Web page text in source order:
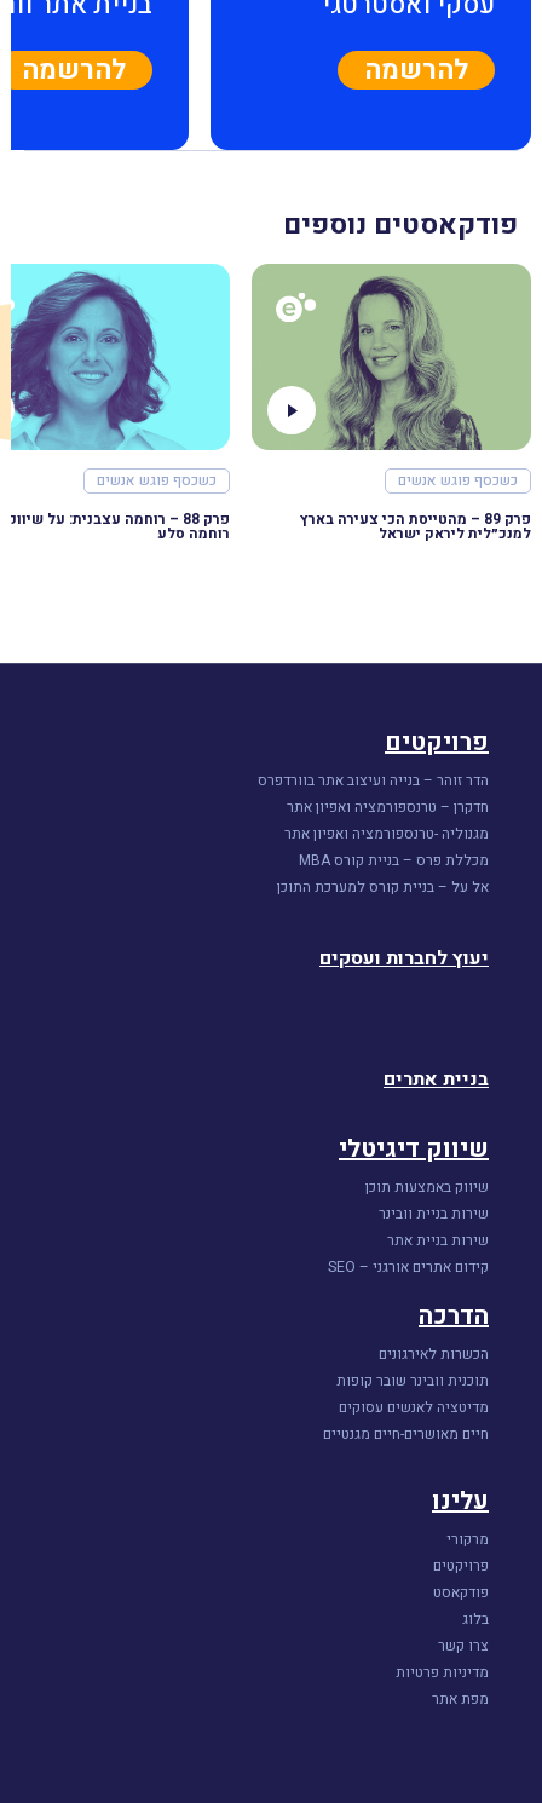
להרשמה
להרשמה
פודקאסטים נוספים
כשכסף פוגש אנשים
פרק 89 – מהטייסת הכי צעירה בארץ
למנכ״לית ליראק ישראל
כשכסף פוגש אנשים
רוחמה סלע
פרויקטים
הדר זוהר – בנייה ועיצוב אתר בוורדפרס
חדקרן – טרנספורמציה ואפיון אתר
מגנוליה -טרנספורמציה ואפיון אתר
מכללת פרס – בניית קורס MBA
אל על – בניית קורס למערכת התוכן
יעוץ לחברות ועסקים
בניית אתרים
שיווק דיגיטלי
שיווק באמצעות תוכן
שירות בניית וובינר
שירות בניית אתר
קידום אתרים אורגני – SEO
הדרכה
הכשרות לאירגונים
תוכנית וובינר שובר קופות
מדיטציה לאנשים עסוקים
חיים מאושרים-חיים מגנטיים
עלינו
מרקורי
פרויקטים
פודקאסט
בלוג
צרו קשר
מדיניות פרטיות
מפת אתר